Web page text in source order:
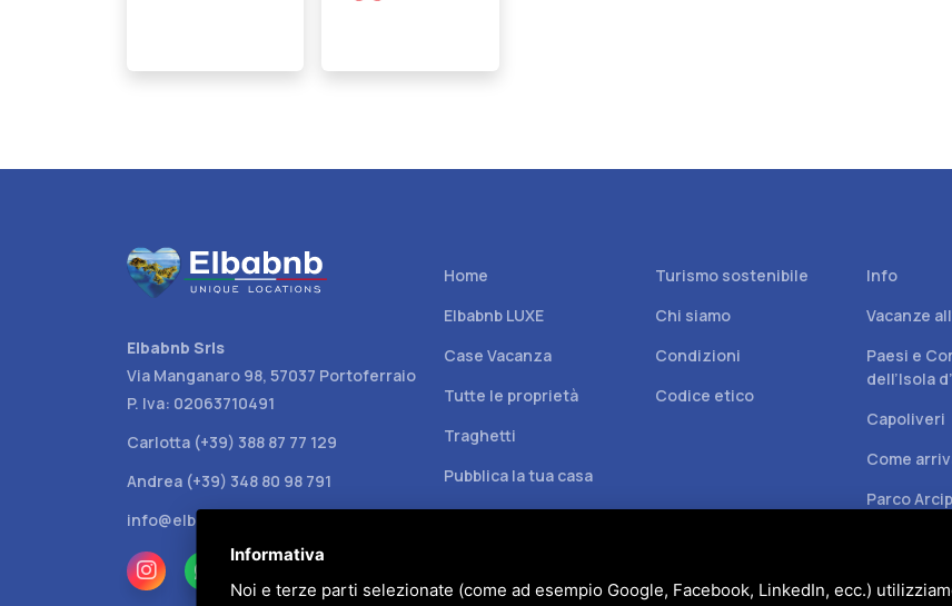
Elbabnb Srls
Via Manganaro 98, 57037 Portoferraio
P. Iva: 02063710491
Carlotta (+39) 388 87 77 129
Andrea (+39) 348 80 98 791
info@elbabnb.it
Home
Elbabnb LUXE
Case Vacanza
Tutte le proprietà
Traghetti
Pubblica la tua casa
Turismo sostenibile
Chi siamo
Condizioni
Codice etico
Info
Vacanze
Paesi e
dell’Isola
Capoliveri
Come
Parco
Informativa
Noi e terze parti selezionate (come ad esempio Google, Facebook, LinkedIn, ecc.)